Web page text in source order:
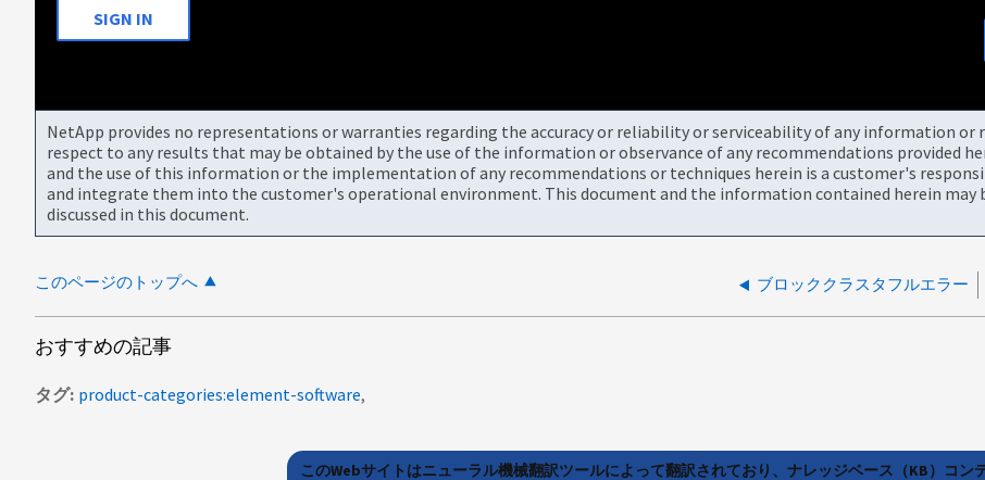
SIGN IN
NetApp provides no representations or warranties regarding the accuracy or reliability or serviceability of any information
respect to any results that may be obtained by the use of the information or observance of any recommendations provided
and the use of this information or the implementation of any recommendations or techniques herein is a customer's
and integrate them into the customer's operational environment. This document and the information contained herein may
discussed in this document.
このページのトップへ ブロッククラスタフルエラー
おすすめの記事
タグ product-categories:element-software
このWebサイトはニューラル機械翻訳ツールによって翻訳されており、ナレッジベース（KB）コ